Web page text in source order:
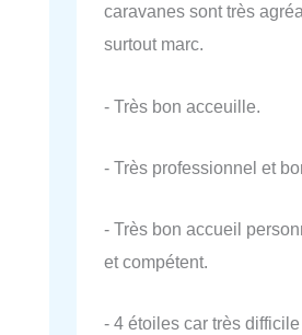
caravanes sont très
surtout marc.
- Très bon acceuille.
- Très professionnel et
- Très bon accueil
et compétent.
- 4 étoiles car très